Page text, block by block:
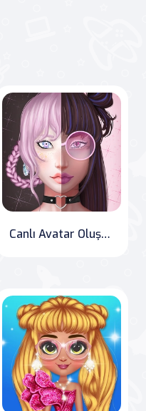
Canlı Avatar Oluşturucu: Kızlar